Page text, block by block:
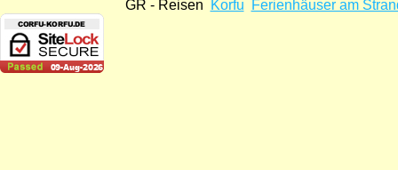
GR - Reisen Korfu Ferienhäuser am